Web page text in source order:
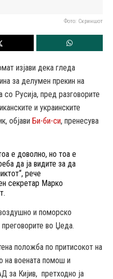
Фото: Скриншот
изјави дека гледа
за делумен прекин на
со Русија, пред разговорите
и украинските
објави Би-би-си, пренесува
е доволно, но тоа е
да ја видите за да
рече
секретар Марко
и поморско
во Џеда.
положба по притисокот на
на воената помош и
за Кијив, претходно ја